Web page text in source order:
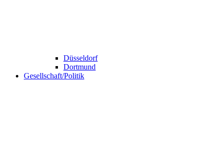
Düsseldorf
Dortmund
Gesellschaft/Politik